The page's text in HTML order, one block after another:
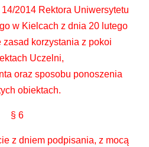
2014 Rektora Uniwersytetu
w Kielcach z dnia 20 lutego
korzystania z pokoi
Uczelni,
oraz sposobu ponoszenia
obiektach.
§ 6
z dniem podpisania, z mocą